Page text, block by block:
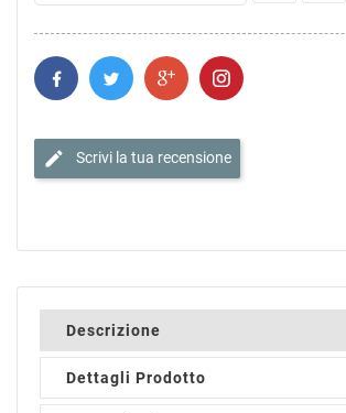
edit Scrivi la tua recensione
Descrizione
Dettagli Prodotto